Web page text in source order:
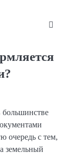
большинстве
очередь с тем,
земельный